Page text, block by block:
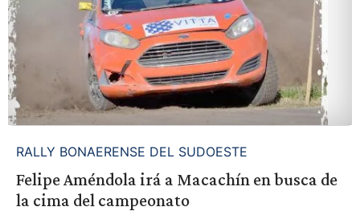
RALLY BONAERENSE DEL SUDOESTE
Felipe Améndola irá a Macachín en busca de
la cima del campeonato